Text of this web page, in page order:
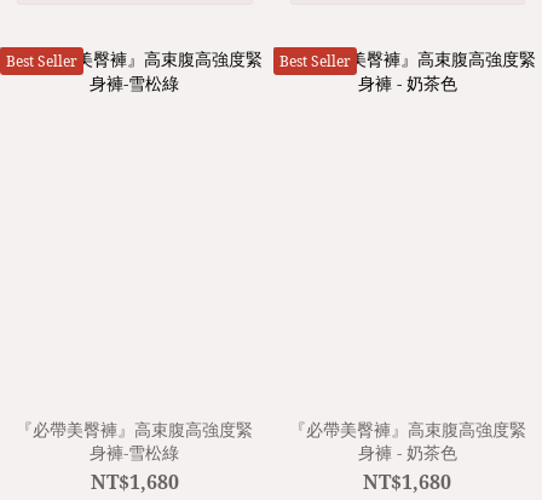
Best Seller
『必帶美臀褲』高束腹高強度緊
身褲-雪松綠
NT$1,680
Best Seller
『必帶美臀褲』高束腹高強度緊
身褲 - 奶茶色
NT$1,680